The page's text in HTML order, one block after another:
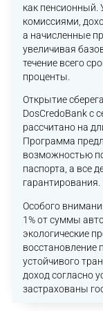
как пенсионный.
комиссиями,
а начисленные
увеличивая
течение всего
проценты.
Открытие
DosCredoBank с
рассчитано на
Программа
возможностью
паспорта, а все
гарантирования.
Особого
1% от суммы
экологические
восстановление
устойчивого
доход согласно
застрахованы